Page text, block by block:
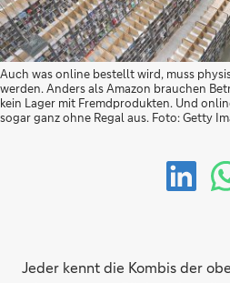
Auch was online bestellt wird, muss
werden. Anders als Amazon brauchen
kein Lager mit Fremdprodukten. Und
sogar ganz ohne Regal aus. Foto: Getty
Jeder kennt die Kombis der